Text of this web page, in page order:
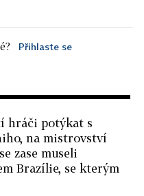
Přihlaste se
hráči potýkat s
na mistrovství
zase museli
Brazílie, se kterým